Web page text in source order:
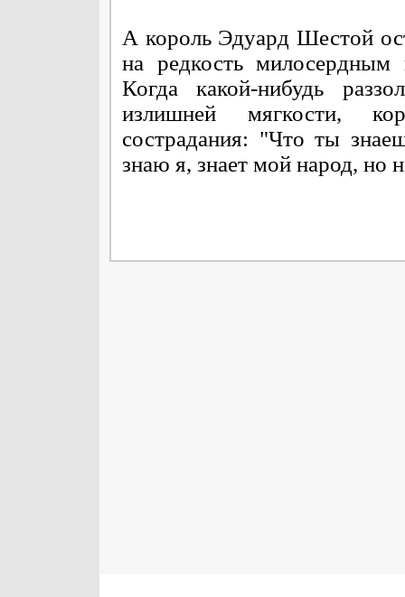
А король Эдуард Шестой
на редкость
Когда какой-нибудь
излишней мягкости,
сострадания: "Что ты
знаю я, знает мой народ, но